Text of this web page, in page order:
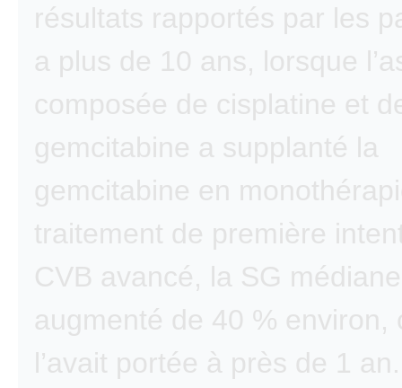
résultats rapportés par les
a plus de 10 ans, lorsque
composée de cisplatine et
gemcitabine a supplanté la
gemcitabine en
traitement de première
CVB avancé, la SG
augmenté de 40 % environ,
l’avait portée à près de 1